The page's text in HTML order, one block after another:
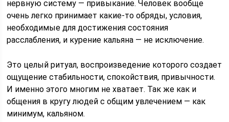
нервную систему — привыкание. Человек вообще
очень легко принимает какие-то обряды, условия,
необходимые для достижения состояния
расслабления, и курение кальяна — не исключение.
Это целый ритуал, воспроизведение которого создает
ощущение стабильности, спокойствия, привычности.
И именно этого многим не хватает. Так же как и
общения в кругу людей с общим увлечением — как
минимум, кальяном.